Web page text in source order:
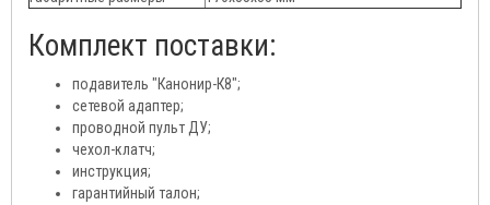
Комплект поставки:
подавитель "Канонир-К8";
сетевой адаптер;
проводной пульт ДУ;
чехол-клатч;
инструкция;
гарантийный талон;